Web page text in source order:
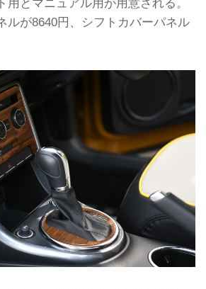
ルが8640円、シフトカバーパネル